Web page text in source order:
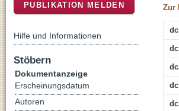
Zur
PUBLIKATION MELDEN
Hilfe und Informationen
Stöbern
Dokumentanzeige
Erscheinungsdatum
Autoren